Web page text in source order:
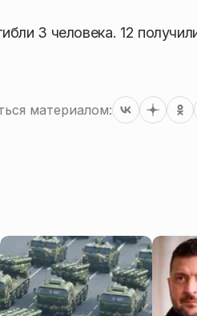
3 человека. 12
материалом: